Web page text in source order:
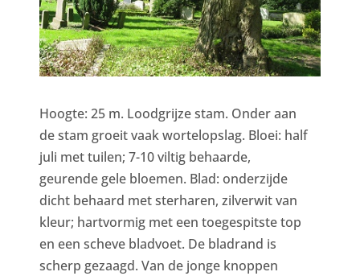
Hoogte: 25 m. Loodgrijze stam. Onder aan
de stam groeit vaak wortelopslag. Bloei: half
juli met tuilen; 7-10 viltig behaarde,
geurende gele bloemen. Blad: onderzijde
dicht behaard met sterharen, zilverwit van
kleur; hartvormig met een toegespitste top
en een scheve bladvoet. De bladrand is
scherp gezaagd. Van de jonge knoppen